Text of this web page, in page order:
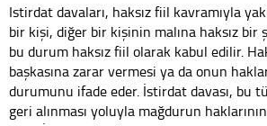
Istirdat davaları, haksız fiil kavramıyla
bir kişi, diğer bir kişinin malına haksız bir
bu durum haksız fiil olarak kabul edilir.
başkasına zarar vermesi ya da onun
durumunu ifade eder. İstirdat davası, bu
geri alınması yoluyla mağdurun